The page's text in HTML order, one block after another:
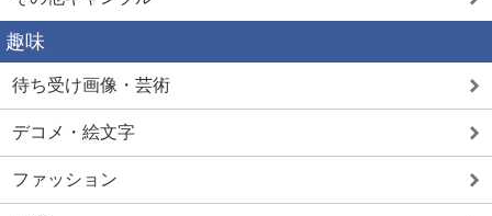
趣味
待ち受け画像・芸術
デコメ・絵文字
ファッション